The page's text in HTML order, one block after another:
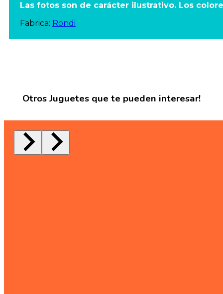
Las fotos son de carácter ilustrativo. Los
Fabrica: Rondi
Otros Juguetes que te pueden interesar!